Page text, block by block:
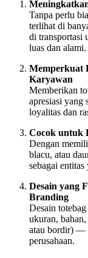
Tanpa perlu
terlihat di
di transportasi
luas dan alami.
Memperkuat
Karyawan
Memberikan
apresiasi yang
loyalitas dan
Cocok untuk
Dengan
blacu, atau
sebagai
Desain yang
Branding
Desain
ukuran,
atau bordir) —
perusahaan.